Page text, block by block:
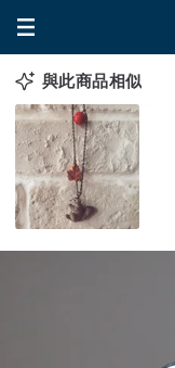
與此商品相似